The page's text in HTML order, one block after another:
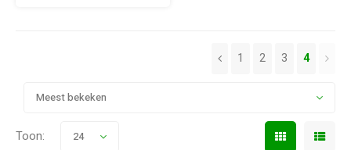
Meest bekeken
1 2 3 4
Toon: 24